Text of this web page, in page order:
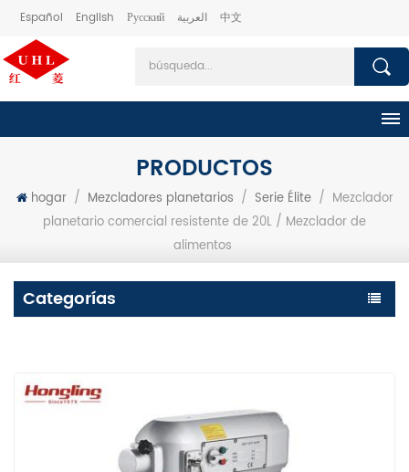
Español English Русский العربية 中文
PRODUCTOS
hogar / Mezcladores planetarios / Serie Élite / Mezclador
planetario comercial resistente de 20L / Mezclador de
alimentos
Categorías